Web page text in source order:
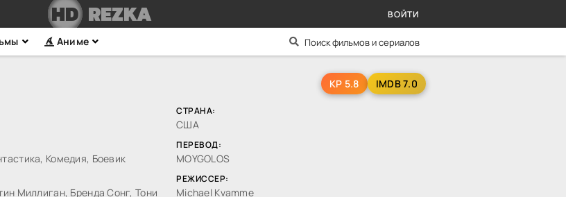
HDREZKA ВОЙТИ
Аниме
KP 5.8 IMDB 7.0
СТРАНА:
США
Комедия, Боевик
ПЕРЕВОД:
MOYGOLOS
Миллиган, Бренда Сонг, Тони
РЕЖИССЕР:
Michael Kvamme